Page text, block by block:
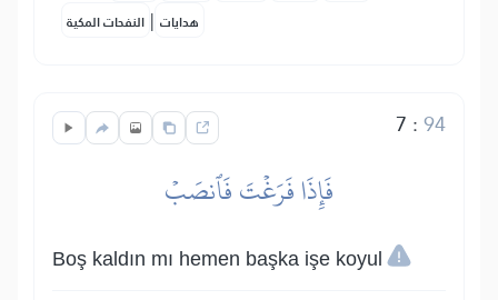
النفحات المكية | هدايات
7 :94
فَإِذَا فَرَغۡتَ فَٱنصَبۡ
Boş kaldın mı hemen başka işe koyul